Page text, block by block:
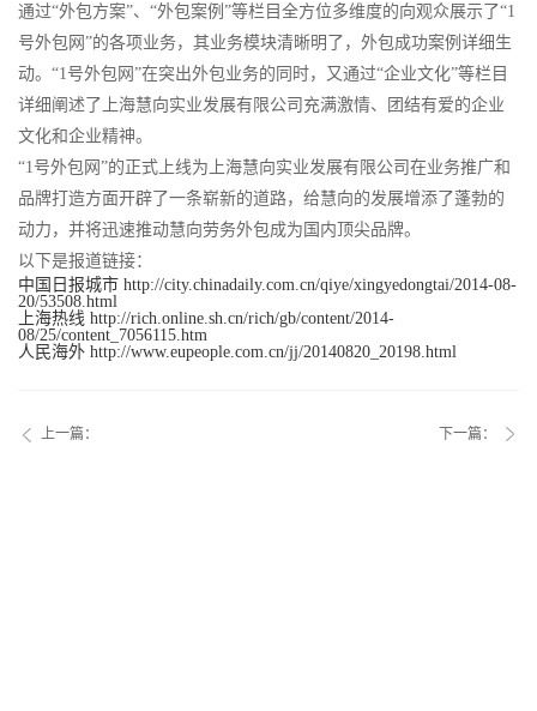
通过“外包方案”、“外包案例”等栏目全方位多维度的向观众展示了“1
号外包网”的各项业务，其业务模块清晰明了，外包成功案例详细生
动。“1号外包网”在突出外包业务的同时，又通过“企业文化”等栏目
详细阐述了上海慧向实业发展有限公司充满激情、团结有爱的企业
文化和企业精神。
“1号外包网”的正式上线为上海慧向实业发展有限公司在业务推广和
品牌打造方面开辟了一条崭新的道路，给慧向的发展增添了蓬勃的
动力，并将迅速推动慧向劳务外包成为国内顶尖品牌。
以下是报道链接：
中国日报城市 http://city.chinadaily.com.cn/qiye/xingyedongtai/2014-08-
20/53508.html
上海热线 http://rich.online.sh.cn/rich/gb/content/2014-
08/25/content_7056115.htm
人民海外 http://www.eupeople.com.cn/jj/20140820_20198.html
上一篇： 下一篇：